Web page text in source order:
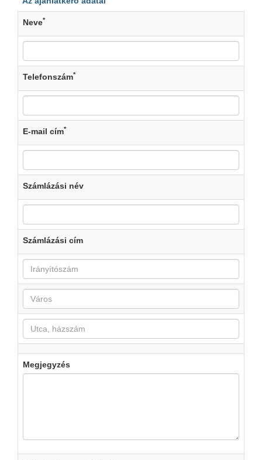
Neve*
Telefonszám*
E-mail cím*
Számlázási név
Számlázási cím
Megjegyzés